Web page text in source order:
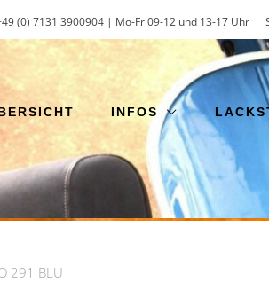
(0) 7131 3900904 | Mo-Fr 09-12 und 13-17 Uhr
INFOS
291 BLU